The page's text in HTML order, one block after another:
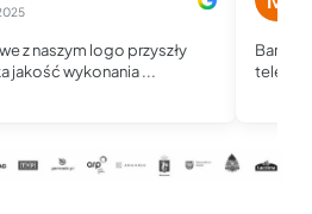
z naszym logo przyszły
jakość wykonania ...
Bardzo